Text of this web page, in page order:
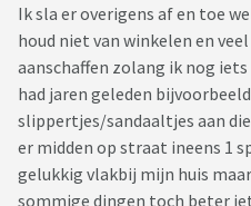
Ik sla er overigens af en toe
houd niet van winkelen en
aanschaffen zolang ik nog
had jaren geleden
slippertjes/sandaaltjes aan
er midden op straat ineens 1
gelukkig vlakbij mijn huis
sommige dingen toch beter